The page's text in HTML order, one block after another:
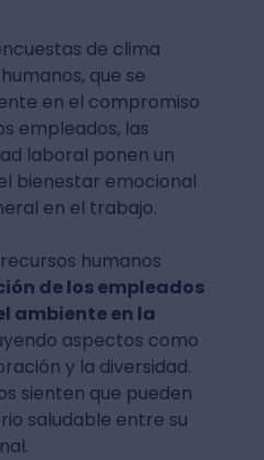
de clima
que se
en el compromiso
empleados, las
laboral ponen un
bienestar emocional
en el trabajo.
humanos
de los empleados
ambiente en la
aspectos como
y la diversidad.
sienten que pueden
saludable entre su